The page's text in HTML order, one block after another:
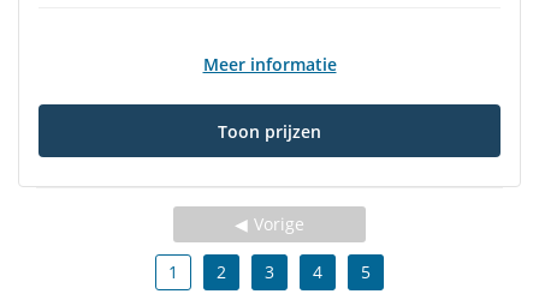
Meer informatie
Toon prijzen
Vorige
1 2 3 4 5